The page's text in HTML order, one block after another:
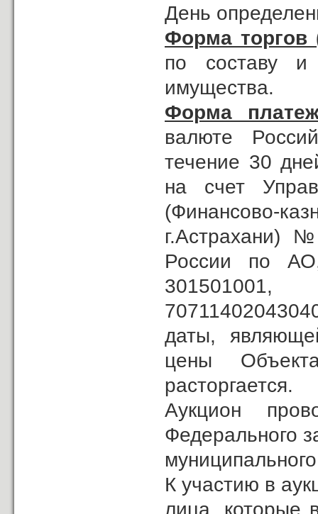
День
Форма торгов
по составу
имущества.
Форма
валюте
течение 30
на счет
(Финансово-
г.Астрахани)
России по
даты,
цены
расторгается.
Аукцион
Федерального
К участию в
лица, которые